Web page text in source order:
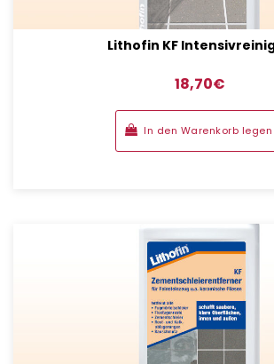
Lithofin KF
€
18,70
In den Warenkorb legen